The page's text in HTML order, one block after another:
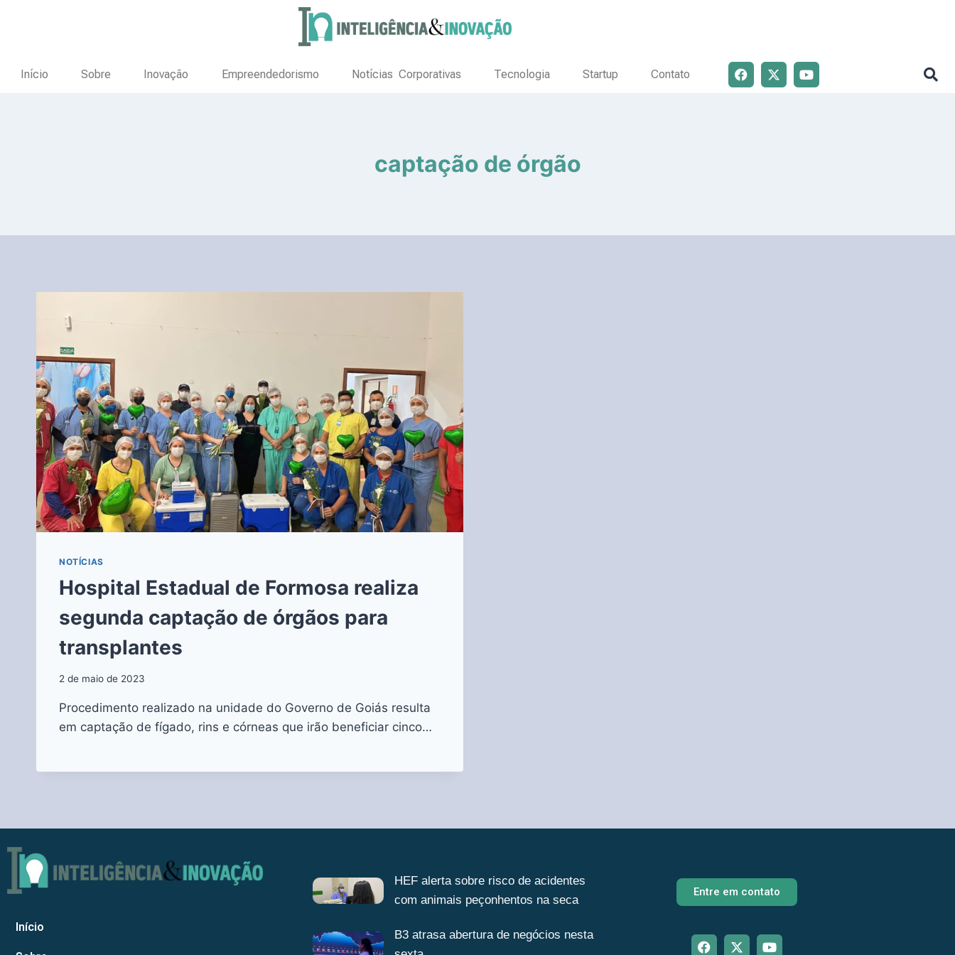
Início Sobre Inovação Empreendedorismo Notícias Corporativas Tecnologia Startup Contato
captação de órgão
NOTÍCIAS
Hospital Estadual de Formosa realiza
segunda captação de órgãos para
transplantes
2 de maio de 2023
Procedimento realizado na unidade do Governo de Goiás resulta
em captação de fígado, rins e córneas que irão beneficiar cinco…
Início
HEF alerta sobre risco de acidentes
com animais peçonhentos na seca
B3 atrasa abertura de negócios nesta
Entre em contato